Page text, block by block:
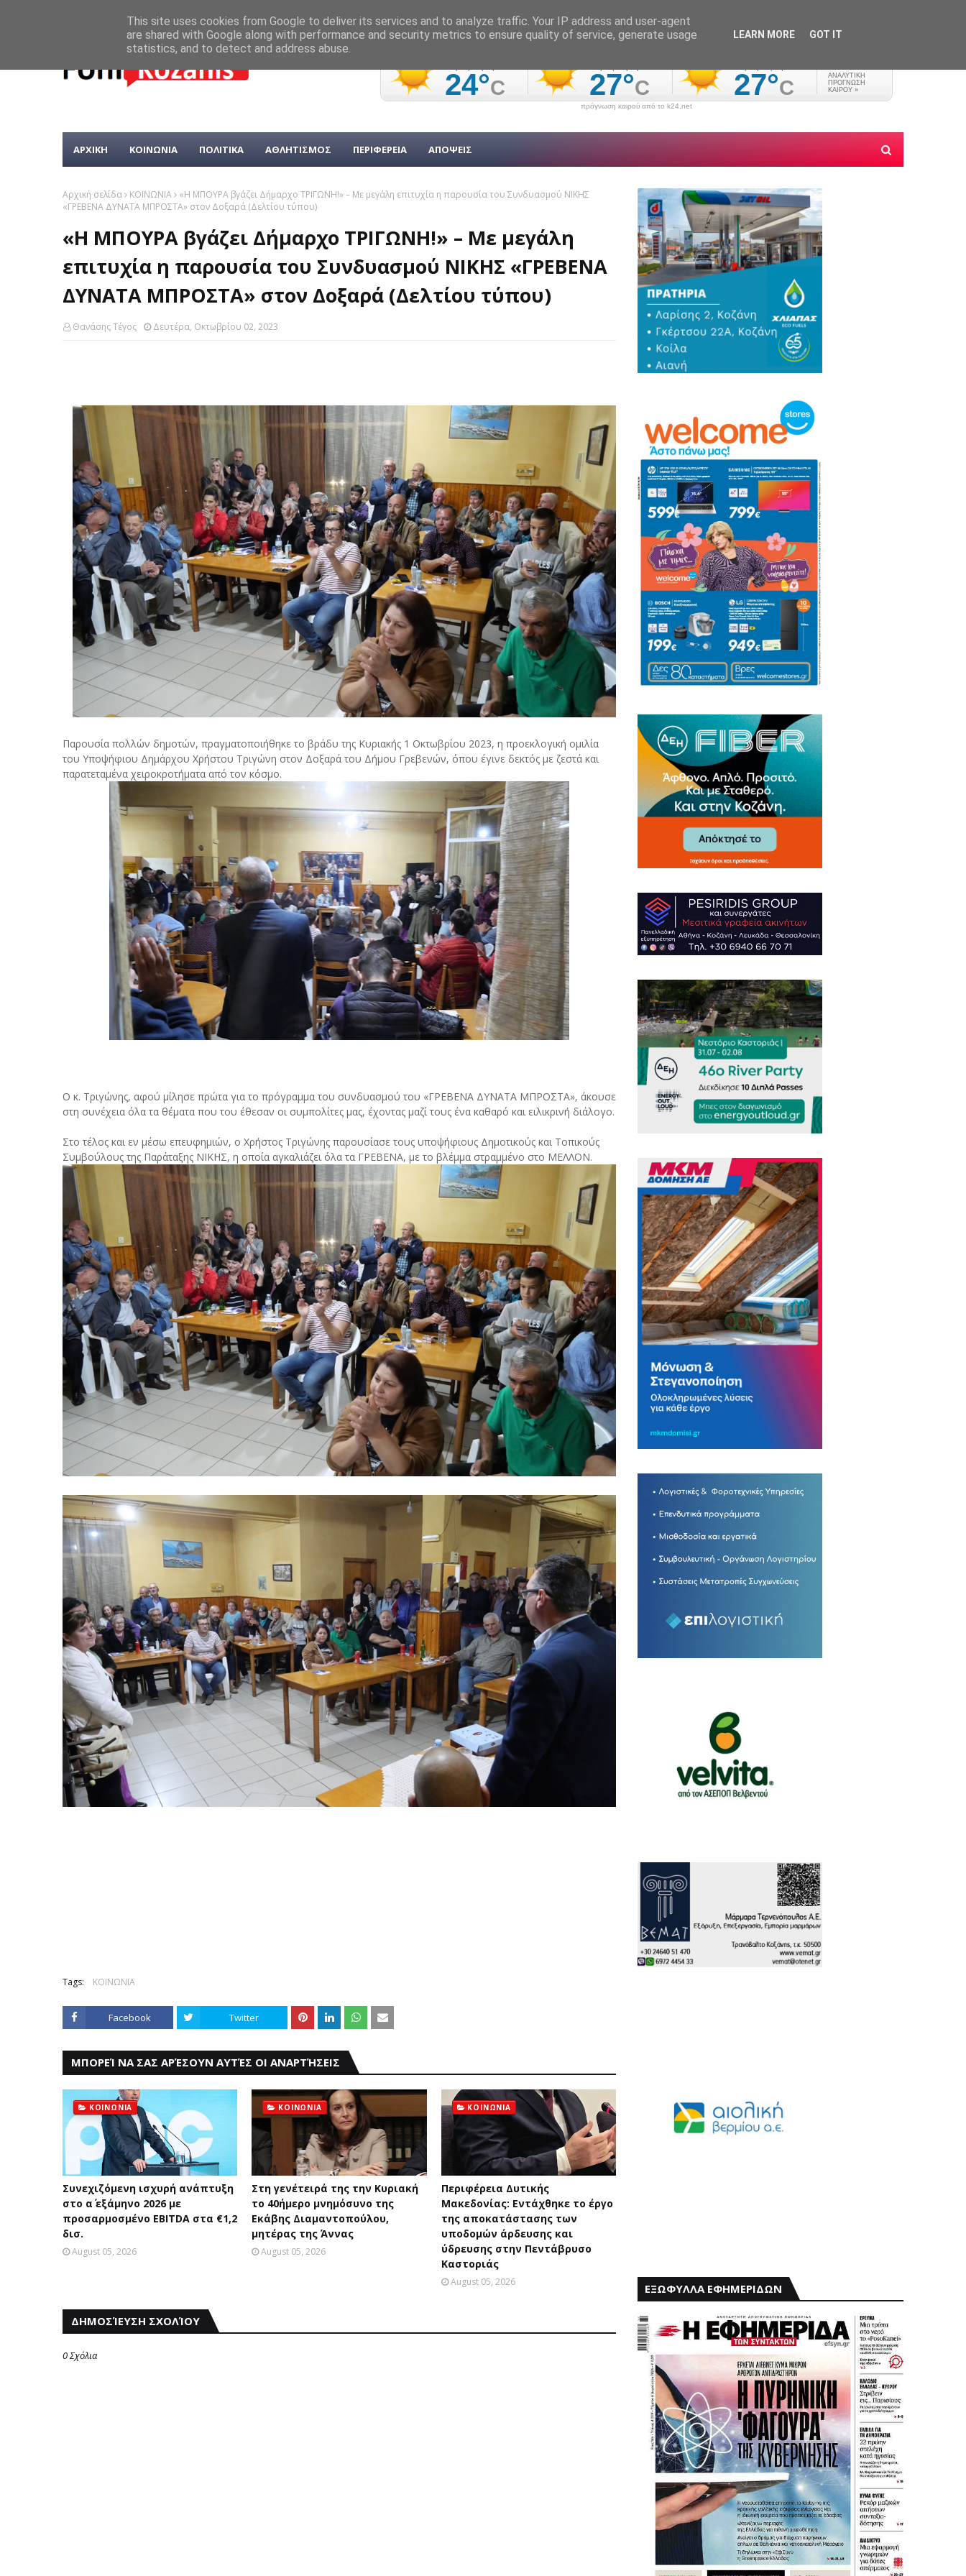
πρόγνωση καιρού από το k24.net
ΑΡΧΙΚΗ ΚΟΙΝΩΝΙΑ ΠΟΛΙΤΙΚΑ ΑΘΛΗΤΙΣΜΟΣ ΠΕΡΙΦΕΡΕΙΑ ΑΠΟΨΕΙΣ
Αρχική σελίδα ΚΟΙΝΩΝΙΑ
«H ΜΠΟΥΡΑ βγάζει Δήμαρχο ΤΡΙΓΩΝΗ!» – Με μεγάλη επιτυχία η παρουσία του Συνδυασμού ΝΙΚΗΣ
«ΓΡΕΒΕΝΑ ΔΥΝΑΤΑ ΜΠΡΟΣΤΑ» στον Δοξαρά (Δελτίου τύπου)
«H ΜΠΟΥΡΑ βγάζει Δήμαρχο ΤΡΙΓΩΝΗ!» – Με μεγάλη
επιτυχία η παρουσία του Συνδυασμού ΝΙΚΗΣ «ΓΡΕΒΕΝΑ
ΔΥΝΑΤΑ ΜΠΡΟΣΤΑ» στον Δοξαρά (Δελτίου τύπου)
Θανάσης Τέγος Δευτέρα, Οκτωβρίου 02, 2023
Παρουσία πολλών δημοτών, πραγματοποιήθηκε το βράδυ της Κυριακής 1 Οκτωβρίου 2023, η προεκλογική ομιλία
του Υποψήφιου Δημάρχου Χρήστου Τριγώνη στον Δοξαρά του Δήμου Γρεβενών, όπου έγινε δεκτός με ζεστά και
παρατεταμένα χειροκροτήματα από τον κόσμο.
Ο κ. Τριγώνης, αφού μίλησε πρώτα για το πρόγραμμα του συνδυασμού του «ΓΡΕΒΕΝΑ ΔΥΝΑΤΑ ΜΠΡΟΣΤΑ», άκουσε
στη συνέχεια όλα τα θέματα που του έθεσαν οι συμπολίτες μας, έχοντας μαζί τους ένα καθαρό και ειλικρινή διάλογο.
Στο τέλος και εν μέσω επευφημιών, ο Χρήστος Τριγώνης παρουσίασε τους υποψήφιους Δημοτικούς και Τοπικούς
Συμβούλους της Παράταξης ΝΙΚΗΣ, η οποία αγκαλιάζει όλα τα ΓΡΕΒΕΝΑ, με το βλέμμα στραμμένο στο ΜΕΛΛΟΝ.
Tags: ΚΟΙΝΩΝΙΑ
Facebook Twitter
ΜΠΟΡΕΊ ΝΑ ΣΑΣ ΑΡΈΣΟΥΝ ΑΥΤΈΣ ΟΙ ΑΝΑΡΤΉΣΕΙΣ
ΚΟΙΝΩΝΙΑ
Συνεχιζόμενη ισχυρή ανάπτυξη
στο α΄ εξάμηνο 2026 με
προσαρμοσμένο EBITDA στα €1,2
δισ.
August 05, 2026
ΚΟΙΝΩΝΙΑ
Στη γενέτειρά της την Κυριακή
το 40ήμερο μνημόσυνο της
Εκάβης Διαμαντοπούλου,
μητέρας της Άννας
August 05, 2026
ΚΟΙΝΩΝΙΑ
Περιφέρεια Δυτικής
Μακεδονίας: Εντάχθηκε το έργο
της αποκατάστασης των
υποδομών άρδευσης και
ύδρευσης στην Πεντάβρυσο
Καστοριάς
August 05, 2026
ΔΗΜΟΣΊΕΥΣΗ ΣΧΟΛΊΟΥ
0 Σχόλια
ΕΞΩΦΥΛΛΑ ΕΦΗΜΕΡΙΔΩΝ
This site uses cookies from Google to deliver its services and to analyze traffic. Your IP address and user-agent
are shared with Google along with performance and security metrics to ensure quality of service, generate usage
statistics, and to detect and address abuse.
LEARN MORE GOT IT